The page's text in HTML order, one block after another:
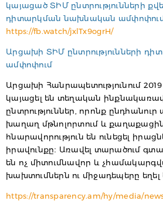
կայացած ՏԻՄ ընտրությունների
դիտարկման նախնական
https://fb.watch/jxlTx9ogrH/
Արցախի ՏԻՄ ընտրությունների
ամփոփում
Արցախի Հանրապետությունում
կայացել են տեղական
ընտրություններ, որոնք
խաղաղ մթնոլորտում և
հնարավորություն են ունեցել
իրավունքը։ Առավել տարածում
են ոչ միտումնավոր և
խախտումներն ու միջադեպերը եղել
https://transparency.am/hy/media/